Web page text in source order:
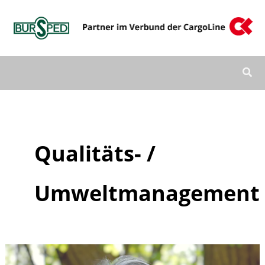
Inhalt
springen
Qualitäts- /
Umweltmanagement